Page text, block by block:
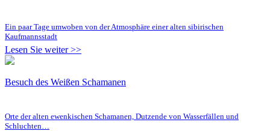
Ein paar Tage umwoben von der Atmosphäre einer alten sibirischen
Kaufmannsstadt
Lesen Sie weiter >>
Besuch des Weißen Schamanen
Orte der alten ewenkischen Schamanen, Dutzende von Wasserfällen und
Schluchten…